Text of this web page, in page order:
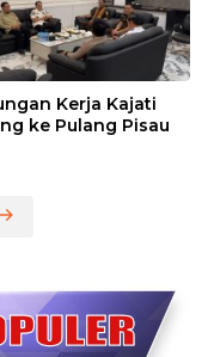
Kerja Kajati
ke Pulang Pisau